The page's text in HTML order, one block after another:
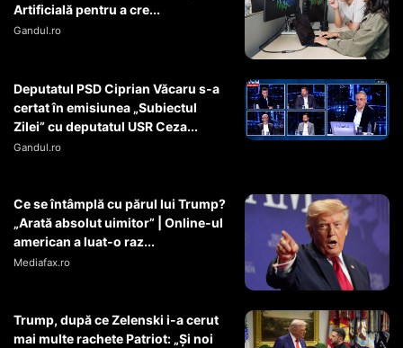
Artificială pentru a cre...
Gandul.ro
Deputatul PSD Ciprian Văcaru s-a
certat în emisiunea „Subiectul
Zilei” cu deputatul USR Ceza...
Gandul.ro
Ce se întâmplă cu părul lui Trump?
„Arată absolut uimitor” | Online-ul
american a luat-o raz...
Mediafax.ro
Trump, după ce Zelenski i-a cerut
mai multe rachete Patriot: „Și noi